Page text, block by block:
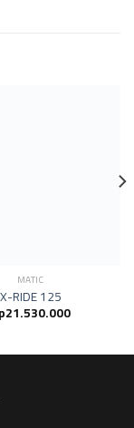
MATIC
X-RIDE 125
21.530.000